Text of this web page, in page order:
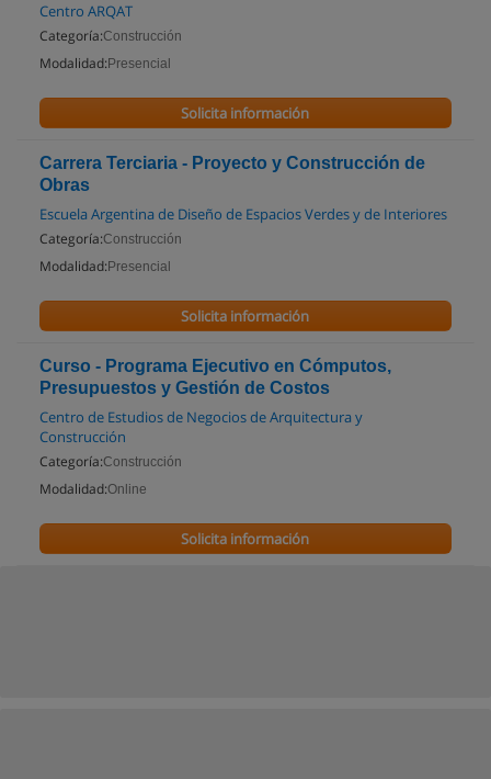
Centro ARQAT
Categoría:Construcción
Modalidad: Presencial
Solicita información
Carrera Terciaria - Proyecto y Construcción de
Obras
Escuela Argentina de Diseño de Espacios Verdes y de Interiores
Categoría:Construcción
Modalidad: Presencial
Solicita información
Curso - Programa Ejecutivo en Cómputos,
Presupuestos y Gestión de Costos
Centro de Estudios de Negocios de Arquitectura y
Construcción
Categoría:Construcción
Modalidad:Online
Solicita información